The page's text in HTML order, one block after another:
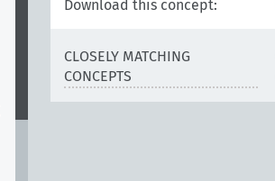
Download this concept:
CLOSELY MATCHING
CONCEPTS